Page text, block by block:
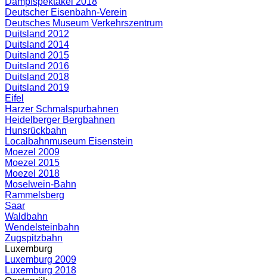
Deutscher Eisenbahn-Verein
Deutsches Museum Verkehrszentrum
Duitsland 2012
Duitsland 2014
Duitsland 2015
Duitsland 2016
Duitsland 2018
Duitsland 2019
Eifel
Harzer Schmalspurbahnen
Heidelberger Bergbahnen
Hunsrückbahn
Localbahnmuseum Eisenstein
Moezel 2009
Moezel 2015
Moezel 2018
Moselwein-Bahn
Rammelsberg
Saar
Waldbahn
Wendelsteinbahn
Zugspitzbahn
Luxemburg
Luxemburg 2009
Luxemburg 2018